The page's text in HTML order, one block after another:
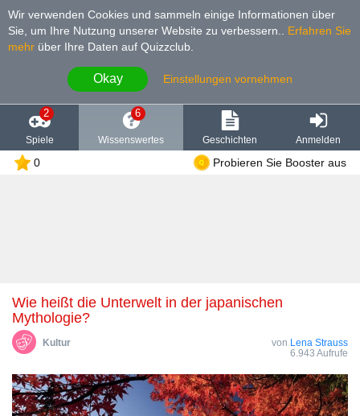
Wir verwenden Cookies und sammeln einige Informationen über
Sie, um Ihre Nutzung unserer Website zu verbessern.
Erfahren Sie
mehr über Ihre Daten auf Quizzclub.
Okay Einstellungen vornehmen
2
Spiele
6
Wissenswertes Geschichten Anmelden
0 Probieren Sie Booster aus
Wie heißt die Unterwelt in der japanischen
Mythologie?
Kultur von Lena Strauss
6.943 Aufrufe